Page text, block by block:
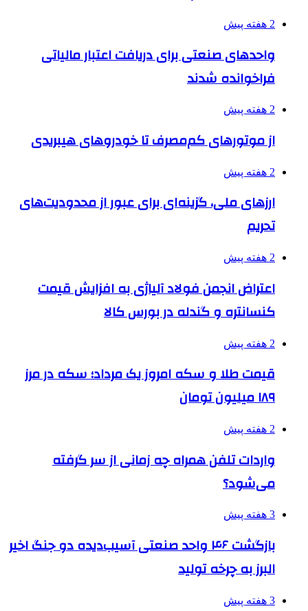
2 هفته پیش
واحدهای صنعتی برای دریافت اعتبار مالیاتی
فراخوانده شدند
2 هفته پیش
از موتورهای کم‌مصرف تا خودروهای هیبریدی
2 هفته پیش
ارزهای ملی، گزینه‌ای برای عبور از محدودیت‌های
تحریم
2 هفته پیش
اعتراض انجمن فولاد آلیاژی به افزایش قیمت
کنسانتره و گندله در بورس کالا
2 هفته پیش
قیمت طلا و سکه امروز یک مرداد؛ سکه در مرز
۱۸۹ میلیون تومان
2 هفته پیش
واردات تلفن همراه چه زمانی از سر گرفته
می‌شود؟
3 هفته پیش
بازگشت ۴۶ واحد صنعتی آسیب‌دیده دو جنگ اخیر
البرز به چرخه تولید
3 هفته پیش